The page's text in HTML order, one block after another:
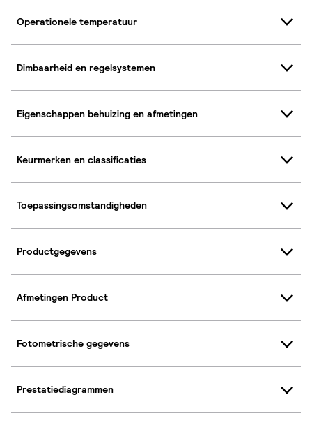
Operationele temperatuur
Dimbaarheid en regelsystemen
Eigenschappen behuizing en afmetingen
Keurmerken en classificaties
Toepassingsomstandigheden
Productgegevens
Afmetingen Product
Fotometrische gegevens
Prestatiediagrammen